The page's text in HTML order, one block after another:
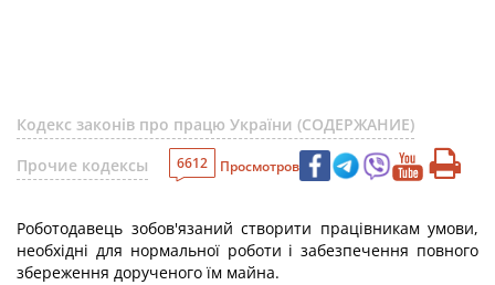
Кодекс законів про працю України (СОДЕРЖАНИЕ)
Прочие кодексы
6612 Просмотров
Роботодавець зобов'язаний створити працівникам умови,
необхідні для нормальної роботи і забезпечення повного
збереження дорученого їм майна.